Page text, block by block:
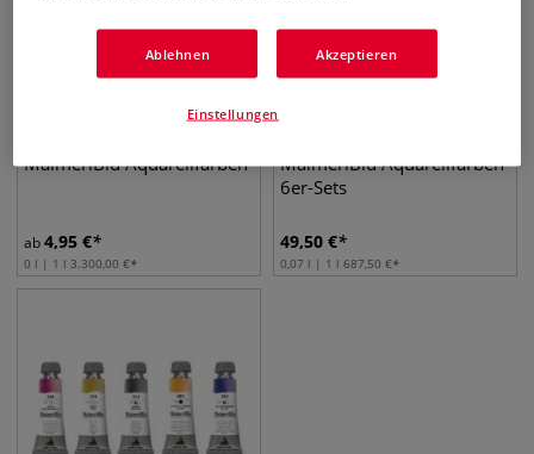
MaimeriBlu Aquarellfarben
ab4,95 €
0 l | 1 l 3.300,00 €
MaimeriBlu Aquarellfarben
6er-Sets
49,50 €
0,07 l | 1 l 687,50 €
Ablehnen Akzeptieren
Einstellungen